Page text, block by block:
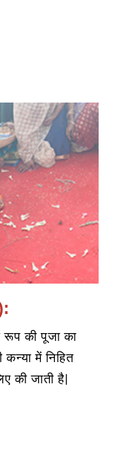
रूप की पूजा का
में निहित
की जाती है|